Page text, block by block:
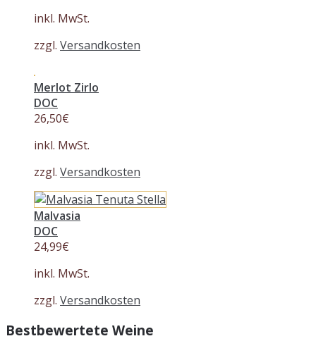
inkl. MwSt.
zzgl. Versandkosten
Merlot Zirlo
DOC
26,50€
inkl. MwSt.
zzgl. Versandkosten
Malvasia
DOC
24,99€
inkl. MwSt.
zzgl. Versandkosten
Bestbewertete Weine